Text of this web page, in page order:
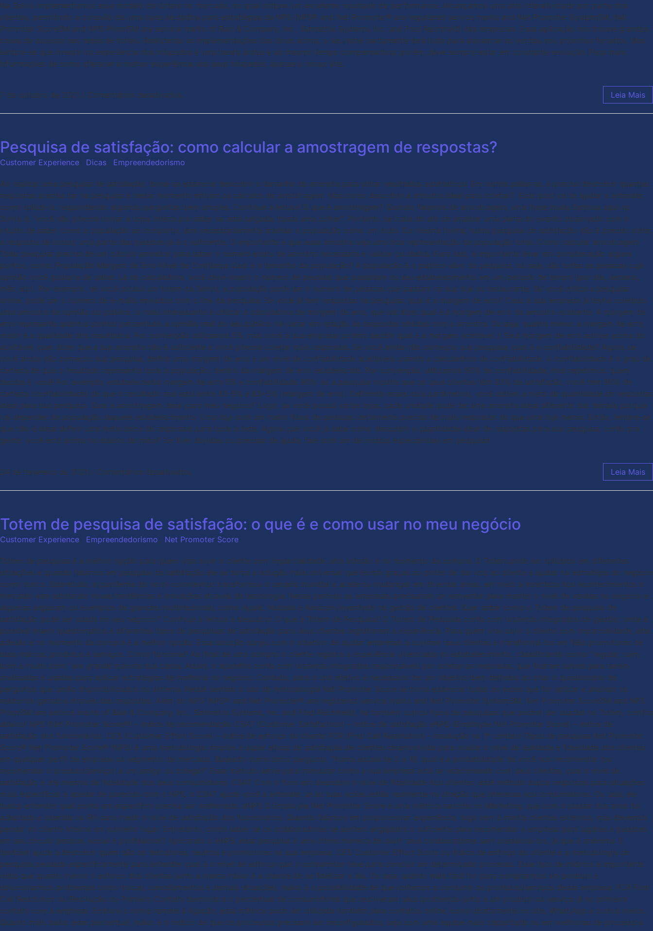
Na Solvis implementamos esse modelo de totens no mercado, no qual obteve um excelente resultado de performance. Alcançamos uma alta interatividade por parte dos
clientes, permitindo a conexão de uma base de dados para estratégias de NPS (NPS® and Net Promoter® are registered service marks and Net Promoter SystemSM, Net
Promoter ScoreSM and NPS PrismSM are service marks of Bain & Company, Inc., Satmetrix Systems, Inc. and Fred Reichheld) das empresas. Essa aplicação nos trouxe grandes
cases de sucesso nas redes de hotéis. Realizando as implementações das dicas acima, o seu hotel certamente terá tudo para alavancar as vendas nos próximos feriados. Mas
lembre-se que investir na experiência dos hóspedes é uma tarefa árdua e ao mesmo tempo compensadora, porém, deve sempre estar em constante evolução. Para mais
informações de como oferecer a melhor experiência aos seus hóspedes, acesse o nosso site.
7 de outubro de 2021 / Comentários desativados Leia Mais
Pesquisa de satisfação: como calcular a amostragem de respostas?
Customer Experience, Dicas, Empreendedorismo
Ao realizar uma pesquisa de satisfação, torna-se essencial descobrir o tamanho da amostra para obter resultados estatísticos. Em outras palavras, é preciso descobrir quantas
respostas precisa ter na pesquisa e nesse momento entram os cálculos de amostragem. Mas como descobrir a amostra ideal para coletar? Este post vai te ajudar a entender
como utilizá-la, respondendo algumas perguntas bem simples. Continue a leitura! O que é amostragem? Quando falamos de amostragem, uma frase muito famosa aqui na
Solvis é: “você não precisa tomar a sopa inteira pra saber se está salgada; basta uma colher”. Portanto, se trata do ato de analisar uma parte do evento observado com o
intuito de saber como a população se comporta, sem necessariamente analisar a população como um todo. Da mesma forma, numa pesquisa de satisfação não é preciso obter
a resposta de todos; uma parte das pessoas já é o suficiente. O importante é que essa amostra seja uma boa representação da população total. Como calcular amostragem
Toda pesquisa precisa de um cálculo amostral para saber o número exato de amostra necessária e validar os dados. Para isso, é importante levar em consideração alguns
pontos, como: População Margem de Erro Nível de Confiança Qual é o tamanho da população? A população é o público-alvo da pesquisa, ou seja, são todas as pessoas cuja
opinião você gostaria de saber. Lá na calculadora, você deve inserir o número de pessoas que passaram no seu estabelecimento em um período de tempo (por dia, semana,
mês, etc). Por exemplo, se você possui um totem da Solvis, a população pode ser o número de pessoas que passam na sua loja ou restaurante. Se você utiliza a pesquisa
online, pode ser o número de e-mails enviados com o link da pesquisa. Se você já tem respostas na pesquisa, qual é a margem de erro? Caso a sua empresa já tenha coletado
uma amostra da opinião do público, o mais interessante é utilizar a calculadora de margem de erro, que vai dizer qual é a margem de erro da amostra existente. A margem de
erro representa quantos pontos percentuais a opinião real do seu público irá variar em relação às respostas obtidas com a amostra. Ou seja, quanto menor a margem de erro,
maior é a qualidade dos resultados. Por convenção utilizamos 5%, mas você e sua empresa podem decidir qual é a margem aceitável ;) Se a margem de erro estiver acima do
aceitável, quer dizer que a sua amostra não é suficiente e você precisa coletar mais respostas. Se você ainda não começou sua pesquisa, qual é a confiabilidade? Agora, se
você ainda não começou sua pesquisa, defina uma margem de erro e um nível de confiabilidade aceitáveis usando a calculadora de confiabilidade. A confiabilidade é o grau de
certeza de que o resultado representa toda a população, dentro da margem de erro estabelecida. Por convenção, utilizamos 90% de confiabilidade, mas repetimos: quem
decide é você! Por exemplo, estabelecendo margem de erro 5% e confiabilidade 90%: se a pesquisa mostra que os seus clientes têm 83% de satisfação, você tem 90% de
certeza (confiabilidade) de que o resultado real está entre 83-5% e 83+5% (margem de erro). Definindo esses dois parâmetros, você obtém a meta da quantidade de respostas
ideal para sua pesquisa. Qual a amostragem ideal para meu negócio? Logo, se você possui várias lojas, cada unidade pode ter uma amostra ideal diferente das demais porque
vai depender da população daquele estabelecimento. Uma loja com um maior fluxo de pessoas certamente precisa de mais respostas do que uma loja menor. Então, lembre-se
que não é ideal definir uma meta única de respostas para toda a rede. Agora que você já sabe como descobrir a quantidade ideal de respostas para sua pesquisa, conta pra
gente: você está acima ou abaixo da meta? Se tiver dúvidas ou precisar de ajuda, fale com um de nossos especialistas em pesquisa!
24 de fevereiro de 2021 / Comentários desativados Leia Mais
Totem de pesquisa de satisfação: o que é e como usar no meu negócio
Customer Experience, Empreendedorismo, Net Promoter Score
Totem de pesquisa é a melhor opção para quem visa ouvir o cliente com imparcialidade, alta adesão e no momento da compra. O Totem pode ser utilizado em diferentes
situações e quando falamos em pesquisa de satisfação ele se torna a solução mais universal que existe graças ao poder de dar voz ao cliente e ajudar na estratégia do negócio
como nunca. Sobretudo, a pandemia do novo coronavírus transformou o cenário mundial e acelerou mudanças em diversas áreas, em meio a incerteza dos acontecimentos o
mercado vem adotando novas tendências e inovações através da tecnologia. Nesse período as empresas precisaram se reinventar para manter o nível de vendas no negócio e
algumas seguiram os exemplos de grandes multinacionais, como Apple, Nubank e Amazon investindo na gestão de clientes. Quer saber como o Totem de pesquisa de
satisfação pode ser usado no seu negócio? Continue a leitura e descubra: O que é Totem de Pesquisa? O Totem de Pesquisa conta com sistemas integrados de gestão, onde é
possível inserir questionários e diferentes tipos de pesquisas de satisfação para seus clientes registrarem a experiência. Para quem visa ouvir o cliente com imparcialidade, alta
adesão e no momento da compra é a melhor opção. Essa solução surgiu com o objetivo de ajudar empresas a ouvirem seus clientes e transformá-los em fiéis promotores de
suas marcas, produtos e serviços. Como funciona? Ao final de uma compra o cliente registra a experiência vivenciada no estabelecimento, classificando como “regular, ruim,
bom e muito bom.” em grande maioria dos casos. Assim, o aparelho conta com sistemas integrados responsáveis por coletar as respostas, que ficaram salvas para serem
analisadas e usadas para aplicar estratégias de melhoria no negócio. Contudo, para o uso efetivo é necessário ter um objetivo bem definido ao criar o questionário de
perguntas que serão disponibilizados no sistema. Nesse sentido o uso da metodologia Net Promoter Score se torna essencial todas as vezes que for aplicar e analisar os
relatórios gerados através das respostas. Além do NPS (NPS® and Net Promoter® are registered service marks and Net Promoter SystemSM, Net Promoter ScoreSM and NPS
PrismSM are service marks of Bain & Company, Inc., Satmetrix Systems, Inc. and Fred Reichheld), há também outros tipos de pesquisas que podem ser usadas no Totem, confira
abaixo! NPS (Net Promoter Score®) – índice de recomendação CSAT (Customer Satisfaction) – índice de satisfação eNPS (Employee Net Promoter Score) – índice de
satisfação dos funcionários. CES (Customer Effort Score) – índice de esforço do cliente FCR (First Call Resolution) – resolução no 1º contato Tipos de pesquisa Net Promoter
Score® Net Promoter Score® (NPS) é uma metodologia simples e super eficaz de satisfação de clientes desenvolvida para avaliar o nível de lealdade e fidelidade dos clientes
em qualquer perfil de empresa ou segmento de mercado. Baseado numa única pergunta, “Numa escala de 0 a 10, qual é a probabilidade de você nos recomendar (ou
recomendar o produto/serviço) a um amigo ou colega?” Esse método serve para mensurar como a sua empresa está se relacionando com seus clientes, qual o nível de
satisfação e até mesmo de fidelidade dos seus consumidores. CSAT Com o foco em descobrir o nível de fidelidade dos clientes, esse método busca respostas para situações
mais específicas e apesar de parecido com o NPS, o CSAT ajuda você a entender se as suas ações estão realmente na direção que interessa aos consumidores. Ou seja, ele
busca entender qual ponto em específico precisa ser melhorado. eNPS O Employee Net Promoter Score é uma métrica nascida no Marketing, que com o passar dos anos foi
adaptada e inserida no RH para medir o nível de satisfação dos funcionários. Quando falamos em proporcionar experiência, logo vem à mente clientes externos, mas devemos
pensar no cliente interno em primeiro lugar. Entretanto, como saber se os colaboradores se sentem engajados o suficiente para recomendar a empresa para lugares e pessoas
em seu círculo pessoal, social e profissional? Aplicando o eNPS, essa pesquisa é uma ótima maneira de ouvir seus colaboradores sem pressioná-los, já que é anônima. E
também ajuda a descobrir quem são os detratores, neutros e promotores na sua empresa. CES Customer Effort Score ou Índice de esforço do cliente é a metodologia de
pesquisa pensada especificamente para entender qual é o nível de esforço que o consumidor teve para concluir um determinado processo. Esse tipo de métrica é importante
visto que quanto menor o esforço dos clientes junto a marca maior é a chance de se fidelizar a ela. Ou seja, quanto mais fácil for para comprarmos um produto e
solucionarmos problemas como trocas, cancelamentos e demais situações, maior é a possibilidade de que voltemos a consumir os produtos/serviços dessa empresa. FCR First
Call Resolution ou Resolução no Primeiro Contato demonstra o percentual de consumidores que resolveram seus problemas junto a um produto ou serviço já no primeiro
contato com a empresa. Embora o nome remete à ligação, essa métrica pode ser utilizada também para contatos online, como diretamente no site, WhatsApp e outros meios.
Quanto mais baixo esse percentual, maior é o indício de que os processos precisam ser reconfigurados, seja com uma equipe mais capacitada ou em melhorias de processos